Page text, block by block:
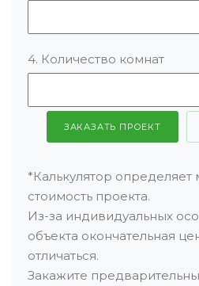
4. Количество комнат
ЗАКАЗАТЬ ПРОЕКТ
*Калькулятор
стоимость проекта.
Из-за индивидуальных
объекта окончательная
отличаться.
Закажите